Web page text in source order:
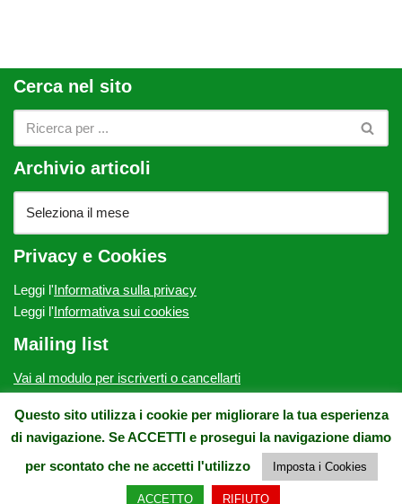
Cerca nel sito
Archivio articoli
Privacy e Cookies
Leggi l'Informativa sulla privacy
Leggi l'Informativa sui cookies
Mailing list
Vai al modulo per iscriverti o cancellarti
ATP Onlus - c/o Villa Fabbricotti, via Vittorio Emanuele II, 64 -
50134 Firenze - E-mail: contatto@atponlus.org - Pec:
atponlus@pec.it - Tel. e Fax: 0554932275 - CF.: 94164460480
Questo sito utilizza i cookie per migliorare la tua esperienza
di navigazione. Se ACCETTI e prosegui la navigazione diamo
per scontato che ne accetti l'utilizzo
Imposta i Cookies
ACCETTO RIFIUTO